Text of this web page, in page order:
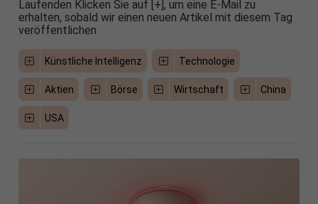
Laufenden Klicken Sie auf [+], um eine E-Mail zu
erhalten, sobald wir einen neuen Artikel mit diesem Tag
veröffentlichen
Künstliche Intelligenz Technologie
Aktien Börse Wirtschaft China
USA